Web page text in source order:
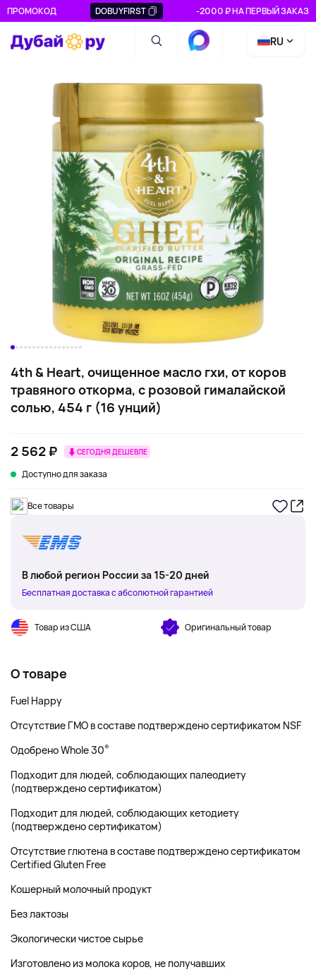
ПРОМОКОД DOBUYFIRST -2000 ₽ НА ПЕРВЫЙ ЗАКАЗ
RU
4th & Heart, очищенное масло гхи, от коров
травяного откорма, с розовой гималайской
солью, 454 г (16 унций)
2 562 ₽ СЕГОДНЯ ДЕШЕВЛЕ
Доступно для заказа
Все товары
В любой регион России за 15-20 дней
Бесплатная доставка с абсолютной гарантией
Товар из США Оригинальный товар
О товаре
Fuel Happy
Отсутствие ГМО в составе подтверждено сертификатом NSF
Одобрено Whole 30®
Подходит для людей, соблюдающих палеодиету
(подтверждено сертификатом)
Подходит для людей, соблюдающих кетодиету
(подтверждено сертификатом)
Отсутствие глютена в составе подтверждено сертификатом
Certified Gluten Free
Кошерный молочный продукт
Без лактозы
Экологически чистое сырье
Изготовлено из молока коров, не получавших